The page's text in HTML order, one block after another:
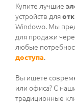
Купите лучшие
устройств для
Windowo. Мы
для продажи
любые
доступа.
Вы ищете
или офиса? С
традиционные